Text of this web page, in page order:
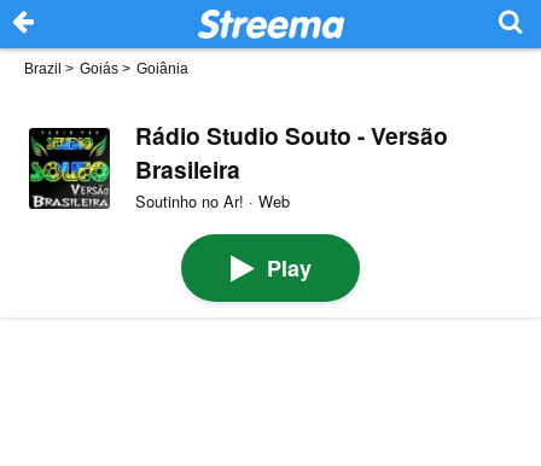
Brazil > Goiás > Goiânia
Rádio Studio Souto - Versão
Brasileira
Soutinho no Ar! · Web
Play